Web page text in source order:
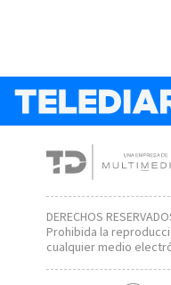
DERECHOS
Prohibida la
cualquier medio